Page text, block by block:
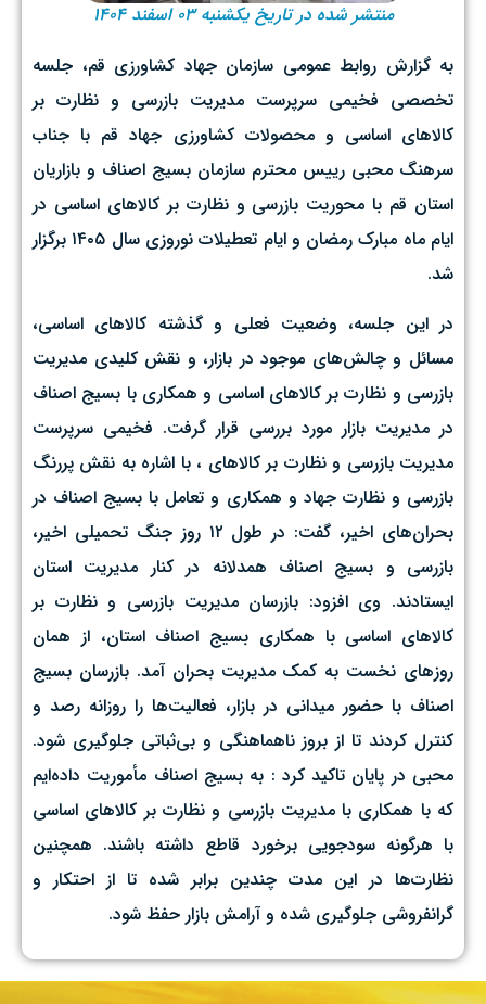
منتشر شده در تاریخ یکشنبه ۰۳ اسفند ۱۴۰۴
به گزارش روابط عمومی سازمان جهاد کشاورزی قم، جلسه
تخصصی فخیمی سرپرست مدیریت بازرسی و نظارت بر
کالاهای اساسی و محصولات کشاورزی جهاد قم با جناب
سرهنگ محبی رییس محترم سازمان بسیج اصناف و بازاریان
استان قم با محوریت بازرسی و نظارت بر کالاهای اساسی در
ایام ماه مبارک رمضان و ایام تعطیلات نوروزی سال ۱۴۰۵ برگزار
شد.
در این جلسه، وضعیت فعلی و گذشته کالاهای اساسی،
مسائل و چالش‌های موجود در بازار، و نقش کلیدی مدیریت
بازرسی و نظارت بر کالاهای اساسی و همکاری با بسیج اصناف
در مدیریت بازار مورد بررسی قرار گرفت. فخیمی سرپرست
مدیریت بازرسی و نظارت بر کالاهای ، با اشاره به نقش پررنگ
بازرسی و نظارت جهاد و همکاری و تعامل با بسیج اصناف در
بحران‌های اخیر، گفت: در طول ۱۲ روز جنگ تحمیلی اخیر،
بازرسی و بسیج اصناف همدلانه در کنار مدیریت استان
ایستادند. وی افزود: بازرسان مدیریت بازرسی و نظارت بر
کالاهای اساسی با همکاری بسیج اصناف استان، از همان
روزهای نخست به کمک مدیریت بحران آمد. بازرسان بسیج
اصناف با حضور میدانی در بازار، فعالیت‌ها را روزانه رصد و
کنترل کردند تا از بروز ناهماهنگی و بی‌ثباتی جلوگیری شود.
محبی در پایان تاکید کرد : به بسیج اصناف مأموریت داده‌ایم
که با همکاری با مدیریت بازرسی و نظارت بر کالاهای اساسی
با هرگونه سودجویی برخورد قاطع داشته باشند. همچنین
نظارت‌ها در این مدت چندین برابر شده تا از احتکار و
گرانفروشی جلوگیری شده و آرامش بازار حفظ شود.